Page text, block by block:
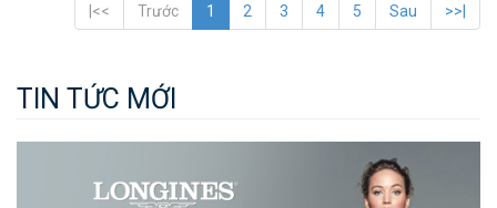
|<< Trước 1 2 3 4 5 Sau >>|
TIN TỨC MỚI